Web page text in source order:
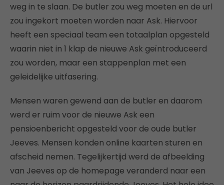
weg in te slaan. De butler zou weg moeten en de url
zou ingekort moeten worden naar Ask. Hiervoor
heeft een speciaal team een totaalplan opgesteld
waarin niet in 1 klap de nieuwe Ask geïntroduceerd
zou worden, maar een stappenplan met een
geleidelijke uitfasering.
Mensen waren gewend aan de butler en daarom
werd er ruim voor de nieuwe Ask een
pensioenbericht opgesteld voor de oude butler
Jeeves. Mensen konden online kaarten sturen en
afscheid nemen. Tegelijkertijd werd de afbeelding
van Jeeves op de homepage veranderd naar een